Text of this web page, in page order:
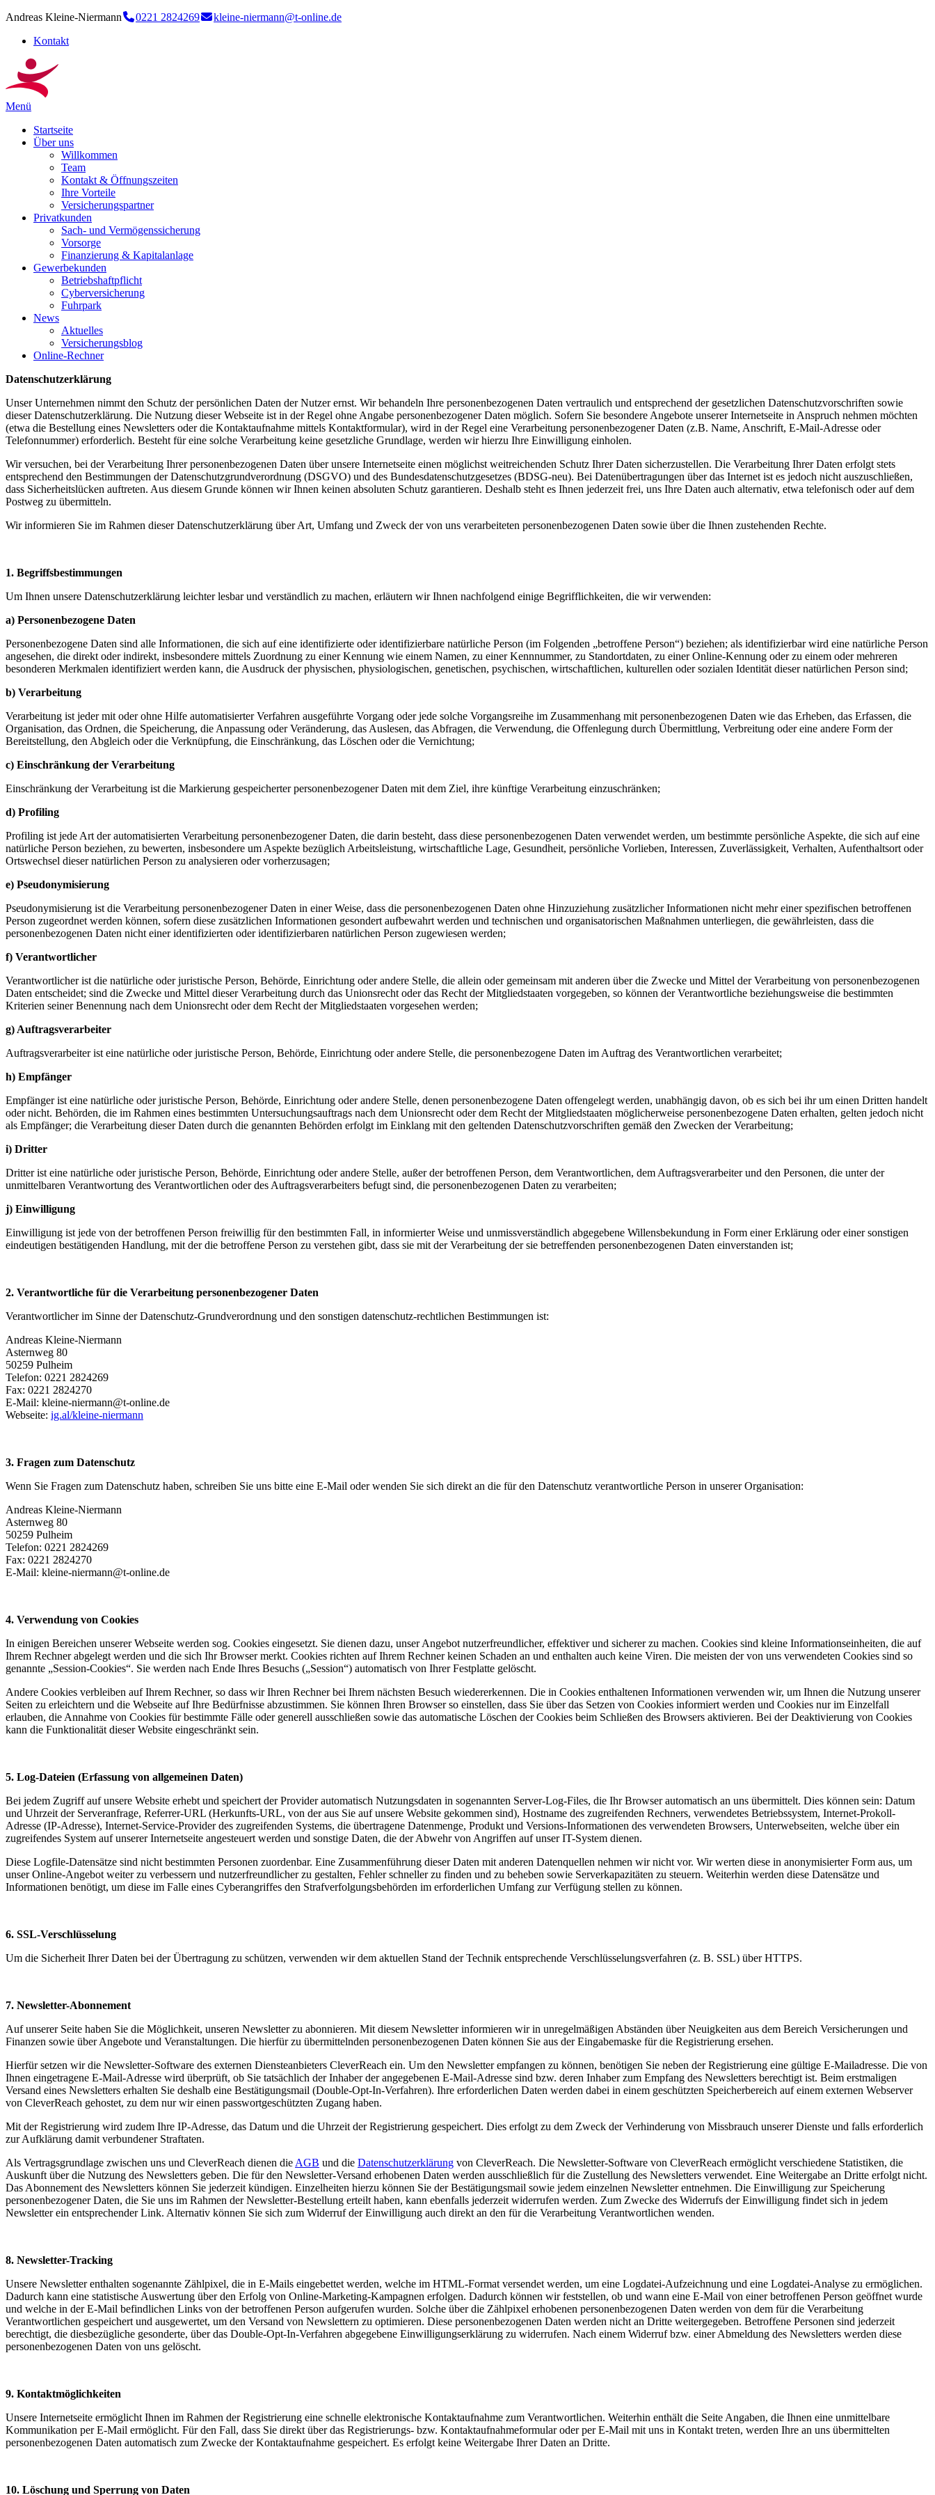
Andreas Kleine-Niermann 0221 2824269
kleine-niermann@t-online.de
Kontakt
Menü
Startseite
Über uns
Willkommen
Team
Kontakt & Öffnungszeiten
Ihre Vorteile
Versicherungspartner
Privatkunden
Sach- und Vermögenssicherung
Vorsorge
Finanzierung & Kapitalanlage
Gewerbekunden
Betriebshaftpflicht
Cyberversicherung
Fuhrpark
News
Aktuelles
Versicherungsblog
Online-Rechner
Datenschutzerklärung
Unser Unternehmen nimmt den Schutz der persönlichen Daten der Nutzer ernst. Wir behandeln Ihre personenbezogenen Daten vertraulich und entsprechend der gesetzlichen Datenschutzvorschriften sowie
dieser Datenschutzerklärung. Die Nutzung dieser Webseite ist in der Regel ohne Angabe personenbezogener Daten möglich. Sofern Sie besondere Angebote unserer Internetseite in Anspruch nehmen möchten
(etwa die Bestellung eines Newsletters oder die Kontaktaufnahme mittels Kontaktformular), wird in der Regel eine Verarbeitung personenbezogener Daten (z.B. Name, Anschrift, E-Mail-Adresse oder
Telefonnummer) erforderlich. Besteht für eine solche Verarbeitung keine gesetzliche Grundlage, werden wir hierzu Ihre Einwilligung einholen.
Wir versuchen, bei der Verarbeitung Ihrer personenbezogenen Daten über unsere Internetseite einen möglichst weitreichenden Schutz Ihrer Daten sicherzustellen. Die Verarbeitung Ihrer Daten erfolgt stets
entsprechend den Bestimmungen der Datenschutzgrundverordnung (DSGVO) und des Bundesdatenschutzgesetzes (BDSG-neu). Bei Datenübertragungen über das Internet ist es jedoch nicht auszuschließen,
dass Sicherheitslücken auftreten. Aus diesem Grunde können wir Ihnen keinen absoluten Schutz garantieren. Deshalb steht es Ihnen jederzeit frei, uns Ihre Daten auch alternativ, etwa telefonisch oder auf dem
Postweg zu übermitteln.
Wir informieren Sie im Rahmen dieser Datenschutzerklärung über Art, Umfang und Zweck der von uns verarbeiteten personenbezogenen Daten sowie über die Ihnen zustehenden Rechte.
1. Begriffsbestimmungen
Um Ihnen unsere Datenschutzerklärung leichter lesbar und verständlich zu machen, erläutern wir Ihnen nachfolgend einige Begrifflichkeiten, die wir verwenden:
a) Personenbezogene Daten
Personenbezogene Daten sind alle Informationen, die sich auf eine identifizierte oder identifizierbare natürliche Person (im Folgenden „betroffene Person“) beziehen; als identifizierbar wird eine natürliche Person
angesehen, die direkt oder indirekt, insbesondere mittels Zuordnung zu einer Kennung wie einem Namen, zu einer Kennnummer, zu Standortdaten, zu einer Online-Kennung oder zu einem oder mehreren
besonderen Merkmalen identifiziert werden kann, die Ausdruck der physischen, physiologischen, genetischen, psychischen, wirtschaftlichen, kulturellen oder sozialen Identität dieser natürlichen Person sind;
b) Verarbeitung
Verarbeitung ist jeder mit oder ohne Hilfe automatisierter Verfahren ausgeführte Vorgang oder jede solche Vorgangsreihe im Zusammenhang mit personenbezogenen Daten wie das Erheben, das Erfassen, die
Organisation, das Ordnen, die Speicherung, die Anpassung oder Veränderung, das Auslesen, das Abfragen, die Verwendung, die Offenlegung durch Übermittlung, Verbreitung oder eine andere Form der
Bereitstellung, den Abgleich oder die Verknüpfung, die Einschränkung, das Löschen oder die Vernichtung;
c) Einschränkung der Verarbeitung
Einschränkung der Verarbeitung ist die Markierung gespeicherter personenbezogener Daten mit dem Ziel, ihre künftige Verarbeitung einzuschränken;
d) Profiling
Profiling ist jede Art der automatisierten Verarbeitung personenbezogener Daten, die darin besteht, dass diese personenbezogenen Daten verwendet werden, um bestimmte persönliche Aspekte, die sich auf eine
natürliche Person beziehen, zu bewerten, insbesondere um Aspekte bezüglich Arbeitsleistung, wirtschaftliche Lage, Gesundheit, persönliche Vorlieben, Interessen, Zuverlässigkeit, Verhalten, Aufenthaltsort oder
Ortswechsel dieser natürlichen Person zu analysieren oder vorherzusagen;
e) Pseudonymisierung
Pseudonymisierung ist die Verarbeitung personenbezogener Daten in einer Weise, dass die personenbezogenen Daten ohne Hinzuziehung zusätzlicher Informationen nicht mehr einer spezifischen betroffenen
Person zugeordnet werden können, sofern diese zusätzlichen Informationen gesondert aufbewahrt werden und technischen und organisatorischen Maßnahmen unterliegen, die gewährleisten, dass die
personenbezogenen Daten nicht einer identifizierten oder identifizierbaren natürlichen Person zugewiesen werden;
f) Verantwortlicher
Verantwortlicher ist die natürliche oder juristische Person, Behörde, Einrichtung oder andere Stelle, die allein oder gemeinsam mit anderen über die Zwecke und Mittel der Verarbeitung von personenbezogenen
Daten entscheidet; sind die Zwecke und Mittel dieser Verarbeitung durch das Unionsrecht oder das Recht der Mitgliedstaaten vorgegeben, so können der Verantwortliche beziehungsweise die bestimmten
Kriterien seiner Benennung nach dem Unionsrecht oder dem Recht der Mitgliedstaaten vorgesehen werden;
g) Auftragsverarbeiter
Auftragsverarbeiter ist eine natürliche oder juristische Person, Behörde, Einrichtung oder andere Stelle, die personenbezogene Daten im Auftrag des Verantwortlichen verarbeitet;
h) Empfänger
Empfänger ist eine natürliche oder juristische Person, Behörde, Einrichtung oder andere Stelle, denen personenbezogene Daten offengelegt werden, unabhängig davon, ob es sich bei ihr um einen Dritten handelt
oder nicht. Behörden, die im Rahmen eines bestimmten Untersuchungsauftrags nach dem Unionsrecht oder dem Recht der Mitgliedstaaten möglicherweise personenbezogene Daten erhalten, gelten jedoch nicht
als Empfänger; die Verarbeitung dieser Daten durch die genannten Behörden erfolgt im Einklang mit den geltenden Datenschutzvorschriften gemäß den Zwecken der Verarbeitung;
i) Dritter
Dritter ist eine natürliche oder juristische Person, Behörde, Einrichtung oder andere Stelle, außer der betroffenen Person, dem Verantwortlichen, dem Auftragsverarbeiter und den Personen, die unter der
unmittelbaren Verantwortung des Verantwortlichen oder des Auftragsverarbeiters befugt sind, die personenbezogenen Daten zu verarbeiten;
j) Einwilligung
Einwilligung ist jede von der betroffenen Person freiwillig für den bestimmten Fall, in informierter Weise und unmissverständlich abgegebene Willensbekundung in Form einer Erklärung oder einer sonstigen
eindeutigen bestätigenden Handlung, mit der die betroffene Person zu verstehen gibt, dass sie mit der Verarbeitung der sie betreffenden personenbezogenen Daten einverstanden ist;
2. Verantwortliche für die Verarbeitung personenbezogener Daten
Verantwortlicher im Sinne der Datenschutz-Grundverordnung und den sonstigen datenschutz-rechtlichen Bestimmungen ist:
Andreas Kleine-Niermann
Asternweg 80
50259 Pulheim
Telefon: 0221 2824269
Fax: 0221 2824270
E-Mail: kleine-niermann@t-online.de
Webseite: ig.al/kleine-niermann
3. Fragen zum Datenschutz
Wenn Sie Fragen zum Datenschutz haben, schreiben Sie uns bitte eine E-Mail oder wenden Sie sich direkt an die für den Datenschutz verantwortliche Person in unserer Organisation:
Andreas Kleine-Niermann
Asternweg 80
50259 Pulheim
Telefon: 0221 2824269
Fax: 0221 2824270
E-Mail: kleine-niermann@t-online.de
4. Verwendung von Cookies
In einigen Bereichen unserer Webseite werden sog. Cookies eingesetzt. Sie dienen dazu, unser Angebot nutzerfreundlicher, effektiver und sicherer zu machen. Cookies sind kleine Informationseinheiten, die auf
Ihrem Rechner abgelegt werden und die sich Ihr Browser merkt. Cookies richten auf Ihrem Rechner keinen Schaden an und enthalten auch keine Viren. Die meisten der von uns verwendeten Cookies sind so
genannte „Session-Cookies“. Sie werden nach Ende Ihres Besuchs („Session“) automatisch von Ihrer Festplatte gelöscht.
Andere Cookies verbleiben auf Ihrem Rechner, so dass wir Ihren Rechner bei Ihrem nächsten Besuch wiedererkennen. Die in Cookies enthaltenen Informationen verwenden wir, um Ihnen die Nutzung unserer
Seiten zu erleichtern und die Webseite auf Ihre Bedürfnisse abzustimmen. Sie können Ihren Browser so einstellen, dass Sie über das Setzen von Cookies informiert werden und Cookies nur im Einzelfall
erlauben, die Annahme von Cookies für bestimmte Fälle oder generell ausschließen sowie das automatische Löschen der Cookies beim Schließen des Browsers aktivieren. Bei der Deaktivierung von Cookies
kann die Funktionalität dieser Website eingeschränkt sein.
5. Log-Dateien (Erfassung von allgemeinen Daten)
Bei jedem Zugriff auf unsere Website erhebt und speichert der Provider automatisch Nutzungsdaten in sogenannten Server-Log-Files, die Ihr Browser automatisch an uns übermittelt. Dies können sein: Datum
und Uhrzeit der Serveranfrage, Referrer-URL (Herkunfts-URL, von der aus Sie auf unsere Website gekommen sind), Hostname des zugreifenden Rechners, verwendetes Betriebssystem, Internet-Prokoll-
Adresse (IP-Adresse), Internet-Service-Provider des zugreifenden Systems, die übertragene Datenmenge, Produkt und Versions-Informationen des verwendeten Browsers, Unterwebseiten, welche über ein
zugreifendes System auf unserer Internetseite angesteuert werden und sonstige Daten, die der Abwehr von Angriffen auf unser IT-System dienen.
Diese Logfile-Datensätze sind nicht bestimmten Personen zuordenbar. Eine Zusammenführung dieser Daten mit anderen Datenquellen nehmen wir nicht vor. Wir werten diese in anonymisierter Form aus, um
unser Online-Angebot weiter zu verbessern und nutzerfreundlicher zu gestalten, Fehler schneller zu finden und zu beheben sowie Serverkapazitäten zu steuern. Weiterhin werden diese Datensätze und
Informationen benötigt, um diese im Falle eines Cyberangriffes den Strafverfolgungsbehörden im erforderlichen Umfang zur Verfügung stellen zu können.
6. SSL-Verschlüsselung
Um die Sicherheit Ihrer Daten bei der Übertragung zu schützen, verwenden wir dem aktuellen Stand der Technik entsprechende Verschlüsselungsverfahren (z. B. SSL) über HTTPS.
7. Newsletter-Abonnement
Auf unserer Seite haben Sie die Möglichkeit, unseren Newsletter zu abonnieren. Mit diesem Newsletter informieren wir in unregelmäßigen Abständen über Neuigkeiten aus dem Bereich Versicherungen und
Finanzen sowie über Angebote und Veranstaltungen. Die hierfür zu übermittelnden personenbezogenen Daten können Sie aus der Eingabemaske für die Registrierung ersehen.
Hierfür setzen wir die Newsletter-Software des externen Diensteanbieters CleverReach ein. Um den Newsletter empfangen zu können, benötigen Sie neben der Registrierung eine gültige E-Mailadresse. Die von
Ihnen eingetragene E-Mail-Adresse wird überprüft, ob Sie tatsächlich der Inhaber der angegebenen E-Mail-Adresse sind bzw. deren Inhaber zum Empfang des Newsletters berechtigt ist. Beim erstmaligen
Versand eines Newsletters erhalten Sie deshalb eine Bestätigungsmail (Double-Opt-In-Verfahren). Ihre erforderlichen Daten werden dabei in einem geschützten Speicherbereich auf einem externen Webserver
von CleverReach gehostet, zu dem nur wir einen passwortgeschützten Zugang haben.
Mit der Registrierung wird zudem Ihre IP-Adresse, das Datum und die Uhrzeit der Registrierung gespeichert. Dies erfolgt zu dem Zweck der Verhinderung von Missbrauch unserer Dienste und falls erforderlich
zur Aufklärung damit verbundener Straftaten.
Als Vertragsgrundlage zwischen uns und CleverReach dienen die AGB und die Datenschutzerklärung von CleverReach. Die Newsletter-Software von CleverReach ermöglicht verschiedene Statistiken, die
Auskunft über die Nutzung des Newsletters geben. Die für den Newsletter-Versand erhobenen Daten werden ausschließlich für die Zustellung des Newsletters verwendet. Eine Weitergabe an Dritte erfolgt nicht.
Das Abonnement des Newsletters können Sie jederzeit kündigen. Einzelheiten hierzu können Sie der Bestätigungsmail sowie jedem einzelnen Newsletter entnehmen. Die Einwilligung zur Speicherung
personenbezogener Daten, die Sie uns im Rahmen der Newsletter-Bestellung erteilt haben, kann ebenfalls jederzeit widerrufen werden. Zum Zwecke des Widerrufs der Einwilligung findet sich in jedem
Newsletter ein entsprechender Link. Alternativ können Sie sich zum Widerruf der Einwilligung auch direkt an den für die Verarbeitung Verantwortlichen wenden.
8. Newsletter-Tracking
Unsere Newsletter enthalten sogenannte Zählpixel, die in E-Mails eingebettet werden, welche im HTML-Format versendet werden, um eine Logdatei-Aufzeichnung und eine Logdatei-Analyse zu ermöglichen.
Dadurch kann eine statistische Auswertung über den Erfolg von Online-Marketing-Kampagnen erfolgen. Dadurch können wir feststellen, ob und wann eine E-Mail von einer betroffenen Person geöffnet wurde
und welche in der E-Mail befindlichen Links von der betroffenen Person aufgerufen wurden. Solche über die Zählpixel erhobenen personenbezogenen Daten werden von dem für die Verarbeitung
Verantwortlichen gespeichert und ausgewertet, um den Versand von Newslettern zu optimieren. Diese personenbezogenen Daten werden nicht an Dritte weitergegeben. Betroffene Personen sind jederzeit
berechtigt, die diesbezügliche gesonderte, über das Double-Opt-In-Verfahren abgegebene Einwilligungserklärung zu widerrufen. Nach einem Widerruf bzw. einer Abmeldung des Newsletters werden diese
personenbezogenen Daten von uns gelöscht.
9. Kontaktmöglichkeiten
Unsere Internetseite ermöglicht Ihnen im Rahmen der Registrierung eine schnelle elektronische Kontaktaufnahme zum Verantwortlichen. Weiterhin enthält die Seite Angaben, die Ihnen eine unmittelbare
Kommunikation per E-Mail ermöglicht. Für den Fall, dass Sie direkt über das Registrierungs- bzw. Kontaktaufnahmeformular oder per E-Mail mit uns in Kontakt treten, werden Ihre an uns übermittelten
personenbezogenen Daten automatisch zum Zwecke der Kontaktaufnahme gespeichert. Es erfolgt keine Weitergabe Ihrer Daten an Dritte.
10. Löschung und Sperrung von Daten